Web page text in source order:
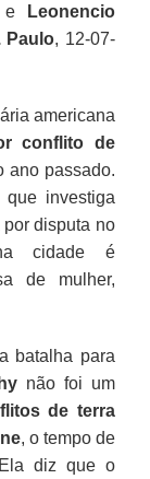
Leonencio
Paulo, 12-07-
americana
conflito de
ano passado.
investiga
disputa no
cidade é
de mulher,
batalha para
não foi um
de terra
, o tempo de
diz que o